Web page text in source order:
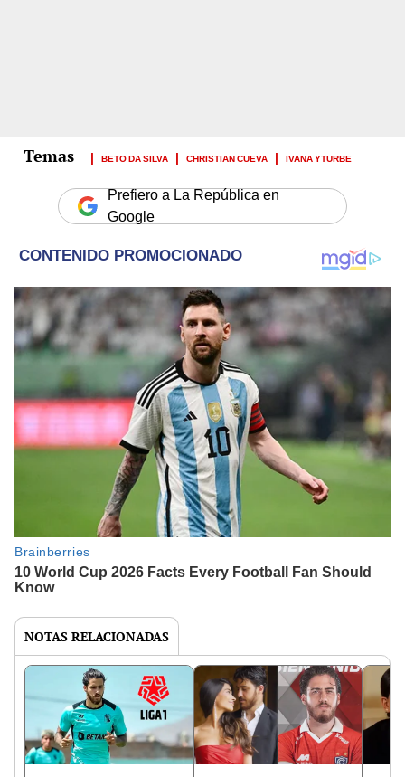
BETO DA SILVA CHRISTIAN CUEVA IVANA YTURBE
Prefiero a La República en
Google
NOTAS RELACIONADAS